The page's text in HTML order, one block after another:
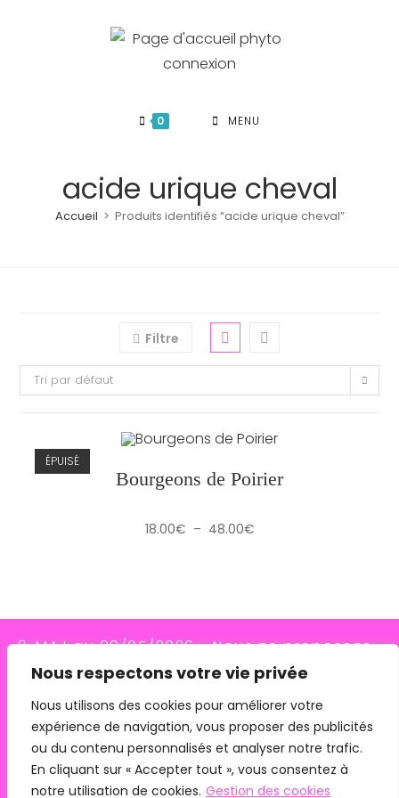
Nous respectons votre vie privée
Nous utilisons des cookies pour améliorer votre
expérience de navigation, vous proposer des publicités
ou du contenu personnalisés et analyser notre trafic.
En cliquant sur « Accepter tout », vous consentez à
notre utilisation de cookies. Gestion des cookies
MAJ au 09/05/2026 - Nous ne proposons
plus le transporteur Relais Colis (placés en
redressement judiciaire le 10/03/26, ils
n'assurent plus les livraisons depuis le
07/05/26). Pour les commandes avec
remise en main propre, merci de me
0 MENU
acide urique cheval
Accueil > Produits identifiés “acide urique cheval”
Filtre
Tri par défaut
ÉPUISÉ
Bourgeons de Poirier
18.00€ – 48.00€Plage